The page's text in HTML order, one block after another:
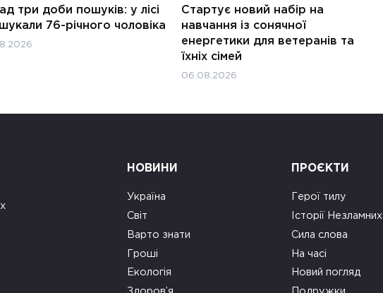
три доби пошуків: у лісі
76-річного чоловіка
Стартує новий набір на
навчання із сонячної
енергетики для ветеранів та
їхніх сімей
06.08.2026
НОВИНИ
Україна
Світ
Варто знати
Гроші
Екологія
ПРОЄКТИ
Герої тилу
Історії Незламних
Сила слова
На часі
Новий погляд